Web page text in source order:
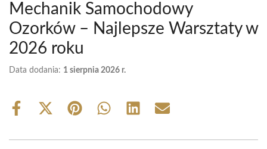
Mechanik Samochodowy
Ozorków – Najlepsze Warsztaty w
2026 roku
Data dodania: 1 sierpnia 2026 r.
Share
Share
(Twitter)
Share Share Share Share